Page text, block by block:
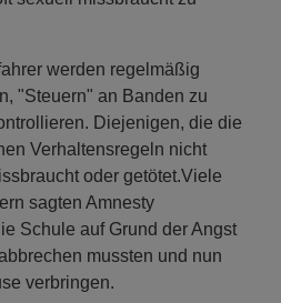
werden regelmäßig
"Steuern" an Banden zu
Diejenigen, die die
Verhaltensregeln nicht
oder getötet.Viele
sagten Amnesty
Schule auf Grund der Angst
mussten und nun
verbringen.